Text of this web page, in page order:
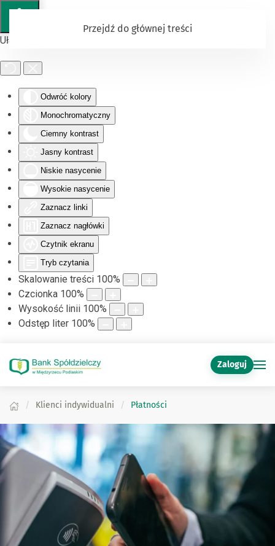
Ułatwienia dostępu
Odwróć kolory
Monochromatyczny
Ciemny kontrast
Jasny kontrast
Niskie nasycenie
Wysokie nasycenie
Zaznacz linki
Zaznacz nagłówki
Czytnik ekranu
Tryb czytania
Skalowanie treści 100%
Czcionka 100%
Wysokość linii 100%
Odstęp liter 100%
Przejdź do głównej treści
Zaloguj
Klienci indywidualni Płatności